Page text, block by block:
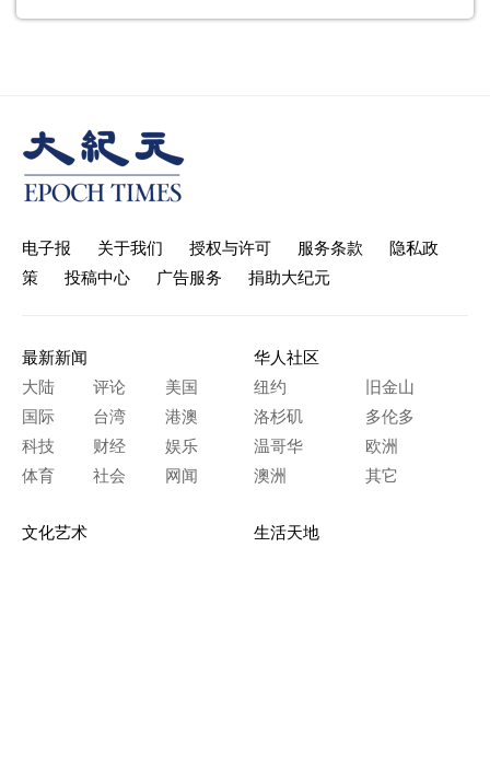
电子报 关于我们 授权与许可 服务条款
隐私政
策
投稿中心 广告服务 捐助大纪元
最新新闻
大陆
评论
美国
国际
台湾
港澳
科技
财经
娱乐
体育
社会 网闻
华人社区
纽约
旧金山
洛杉矶
多伦多
温哥华
欧洲
澳洲
其它
文化艺术
生活天地